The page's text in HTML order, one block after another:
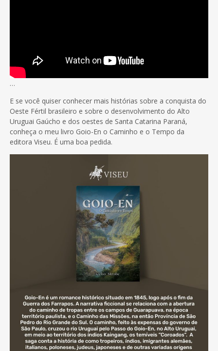
…
E se você quiser conhecer mais histórias sobre a conquista do
Oeste Fértil brasileiro e sobre o desenvolvimento do Alto
Uruguai Gaúcho e dos oestes de Santa Catarina Paraná,
conheça o meu livro Goio-En o Caminho e o Tempo da
editora Viseu. É uma boa pedida.